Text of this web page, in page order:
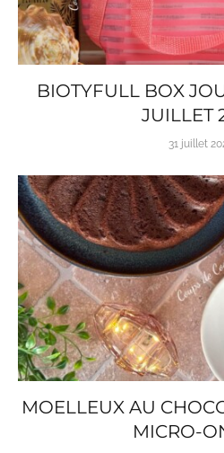
BIOTYFULL BOX
JUILLET
31 juillet
MOELLEUX AU
MICRO-